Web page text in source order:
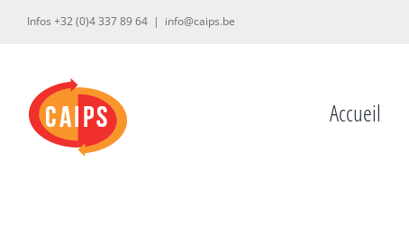
Infos +32 (0)4 337 89 64 | info@caips.be
Accueil